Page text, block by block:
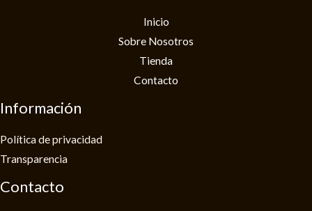
Inicio
Sobre Nosotros
Tienda
Contacto
Información
Política de privacidad​
Transparencia
Contacto